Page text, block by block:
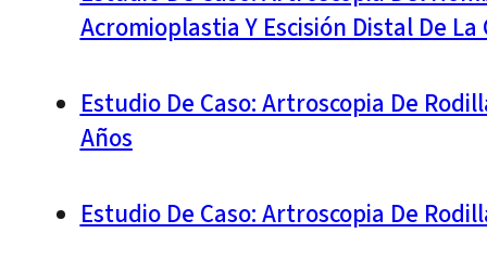
Acromioplastia Y Escisión Distal De
Estudio De Caso: Artroscopia De
Años
Estudio De Caso: Artroscopia De